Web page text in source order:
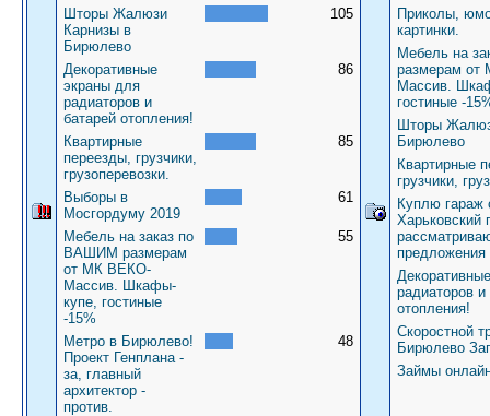
Шторы Жалюзи
Карнизы в
Бирюлево
105
Декоративные
экраны для
радиаторов и
батарей отопления!
86
Квартирные
переезды, грузчики,
грузоперевозки.
85
Выборы в
Мосгордуму 2019
61
Мебель на заказ по
ВАШИМ размерам
от МК ВЕКО-
Массив. Шкафы-
купе, гостиные
-15%
55
Метро в Бирюлево!
Проект Генплана -
за, главный
архитектор -
против.
48
Приколы,
картинки.
Мебель на
размерам
Массив.
гостиные -
Шторы
Бирюлево
Квартирные
грузчики,
Куплю гараж
Харьковский
предложения
радиаторов и
отопления!
Скоростной
Бирюлево
Займы